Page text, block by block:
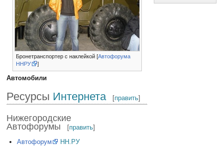
Бронетранспортер с наклейкой [Автофорума
ННРУ
]
Автомобили
Ресурсы Интернета [править]
Нижегородские
Автофорумы
[править]
Автофорум
НН.РУ